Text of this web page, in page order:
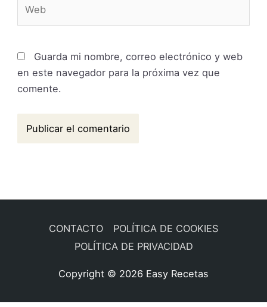
Guarda mi nombre, correo electrónico y web
en este navegador para la próxima vez que
comente.
CONTACTO
POLÍTICA DE COOKIES
POLÍTICA DE PRIVACIDAD
Copyright © 2026 Easy Recetas